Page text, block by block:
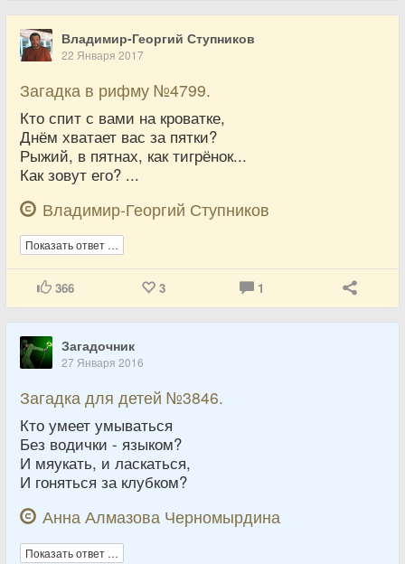
Владимир-Георгий Ступников
22 Января 2017
Загадка в рифму №4799.
Кто спит с вами на кроватке,
Днём хватает вас за пятки?
Рыжий, в пятнах, как тигрёнок...
Как зовут его? ...
Владимир-Георгий Ступников
Показать ответ …
366 3 1
Загадочник
27 Января 2016
Загадка для детей №3846.
Кто умеет умываться
Без водички - языком?
И мяукать, и ласкаться,
И гоняться за клубком?
Анна Алмазова Черномырдина
Показать ответ …